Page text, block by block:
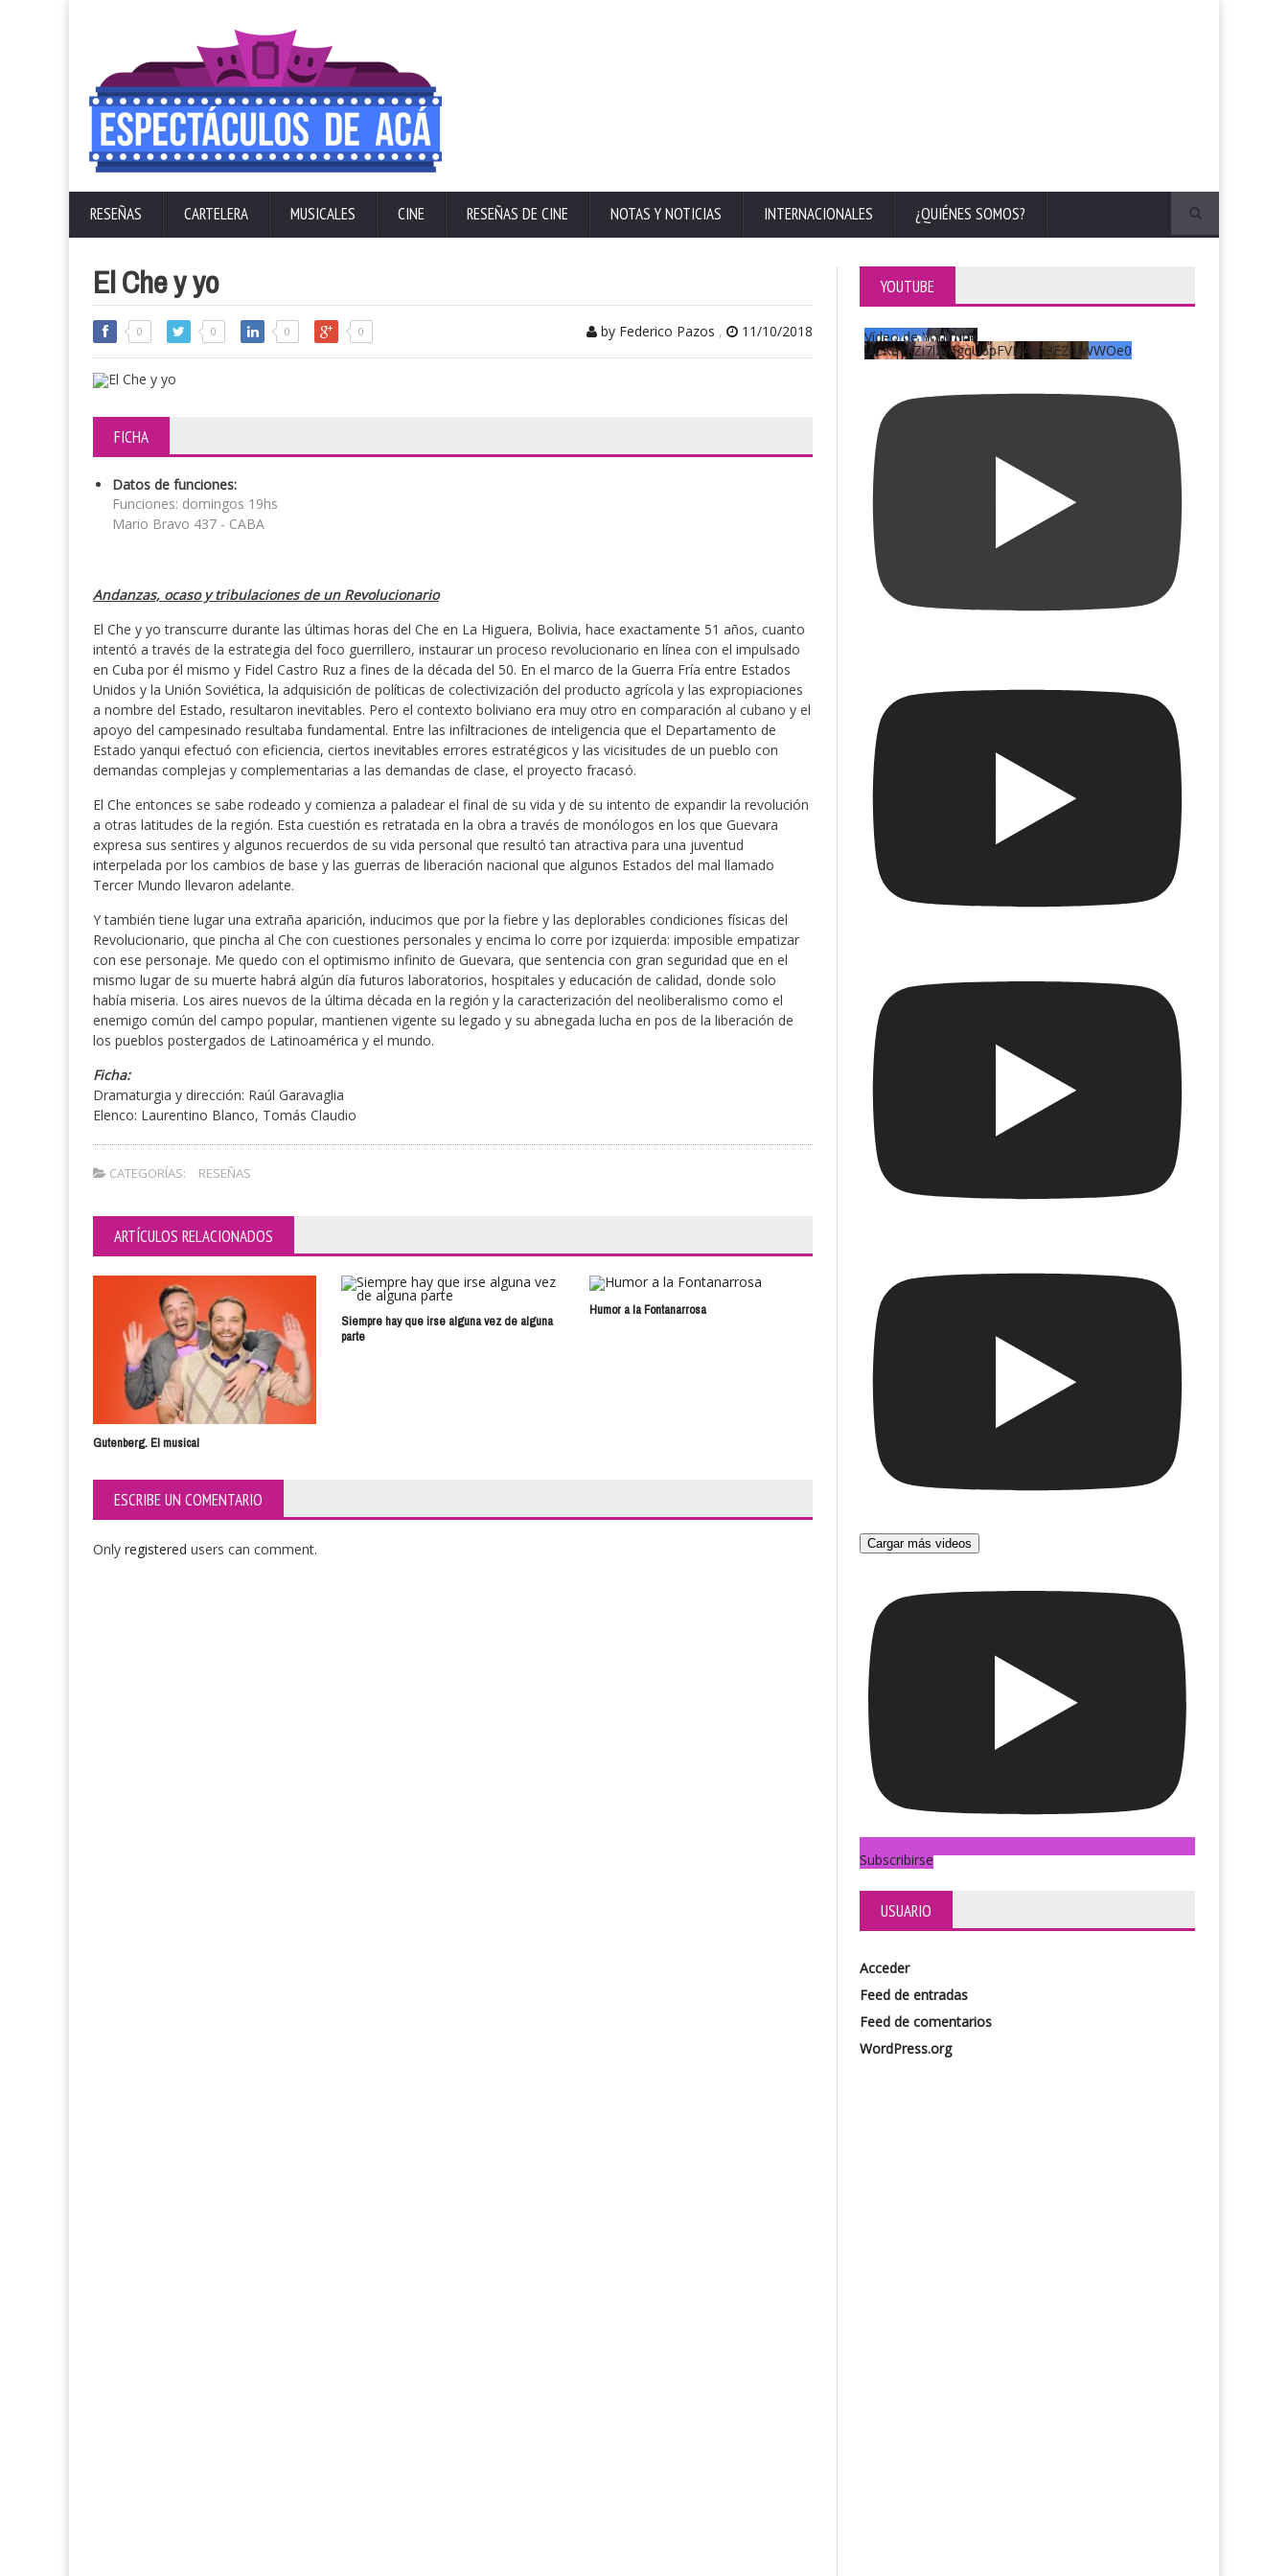
RESEÑAS CARTELERA MUSICALES CINE RESEÑAS DE CINE NOTAS Y NOTICIAS INTERNACIONALES ¿QUIÉNES SOMOS?
El Che y yo
0 0 0 0 by Federico Pazos , 11/10/2018
FICHA
Datos de funciones:
Funciones: domingos 19hs
Mario Bravo 437 - CABA
Andanzas, ocaso y tribulaciones de un Revolucionario
El Che y yo transcurre durante las últimas horas del Che en La Higuera, Bolivia, hace exactamente 51 años, cuanto
intentó a través de la estrategia del foco guerrillero, instaurar un proceso revolucionario en línea con el impulsado
en Cuba por él mismo y Fidel Castro Ruz a fines de la década del 50. En el marco de la Guerra Fría entre Estados
Unidos y la Unión Soviética, la adquisición de políticas de colectivización del producto agrícola y las expropiaciones
a nombre del Estado, resultaron inevitables. Pero el contexto boliviano era muy otro en comparación al cubano y el
apoyo del campesinado resultaba fundamental. Entre las infiltraciones de inteligencia que el Departamento de
Estado yanqui efectuó con eficiencia, ciertos inevitables errores estratégicos y las vicisitudes de un pueblo con
demandas complejas y complementarias a las demandas de clase, el proyecto fracasó.
El Che entonces se sabe rodeado y comienza a paladear el final de su vida y de su intento de expandir la revolución
a otras latitudes de la región. Esta cuestión es retratada en la obra a través de monólogos en los que Guevara
expresa sus sentires y algunos recuerdos de su vida personal que resultó tan atractiva para una juventud
interpelada por los cambios de base y las guerras de liberación nacional que algunos Estados del mal llamado
Tercer Mundo llevaron adelante.
Y también tiene lugar una extraña aparición, inducimos que por la fiebre y las deplorables condiciones físicas del
Revolucionario, que pincha al Che con cuestiones personales y encima lo corre por izquierda: imposible empatizar
con ese personaje. Me quedo con el optimismo infinito de Guevara, que sentencia con gran seguridad que en el
mismo lugar de su muerte habrá algún día futuros laboratorios, hospitales y educación de calidad, donde solo
había miseria. Los aires nuevos de la última década en la región y la caracterización del neoliberalismo como el
enemigo común del campo popular, mantienen vigente su legado y su abnegada lucha en pos de la liberación de
los pueblos postergados de Latinoamérica y el mundo.
Ficha:
Dramaturgia y dirección: Raúl Garavaglia
Elenco: Laurentino Blanco, Tomás Claudio
CATEGORÍAS: RESEÑAS
ARTÍCULOS RELACIONADOS
Gutenberg. El musical
Siempre hay que irse alguna vez de alguna
parte
Humor a la Fontanarrosa Rosa brillando ¿Qué hacemos con Walter?
ESCRIBE UN COMENTARIO
Only registered users can comment.
YOUTUBE
Vídeo de YouTube
UCKqYjiZi7lzy6gqU6pFVFiA_A3EZ9JWWOe0
Cargar más videos
Subscribirse
USUARIO
Acceder
Feed de entradas
Feed de comentarios
WordPress.org